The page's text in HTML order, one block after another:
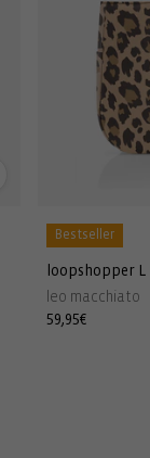
Bestseller
loopshopper L
leo macchiato
Normaler
59,95€